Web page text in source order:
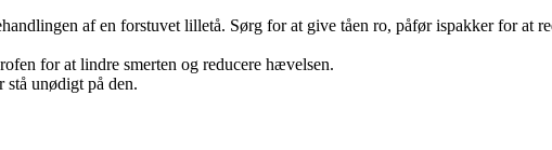
af en forstuvet lilletå. Sørg for at give tåen ro, påfør ispakker for at
for at lindre smerten og reducere hævelsen.
stå unødigt på den.